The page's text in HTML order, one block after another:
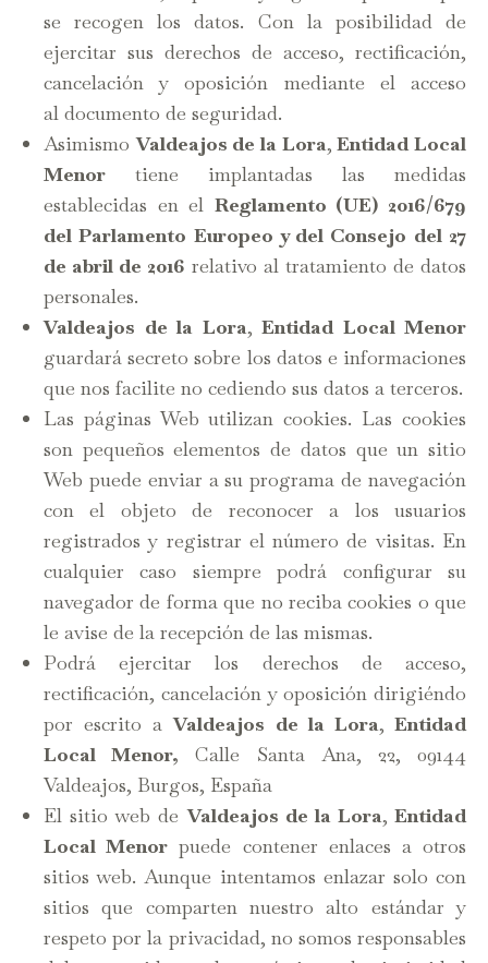
se recogen los datos. Con la posibilidad de
ejercitar sus derechos de acceso, rectificación,
cancelación y oposición mediante el acceso
al documento de seguridad.
AsimismoValdeajos de la Lora, Entidad Local
Menor tiene implantadas las medidas
establecidas en el Reglamento (UE) 2016/679
del Parlamento Europeo y del Consejo del 27
de abril de 2016 relativo al tratamiento de datos
personales.
Valdeajos de la Lora, Entidad Local Menor
guardará secreto sobre los datos e informaciones
que nos facilite no cediendo sus datos a terceros.
Las páginas Web utilizan cookies. Las cookies
son pequeños elementos de datos que un sitio
Web puede enviar a su programa de navegación
con el objeto de reconocer a los usuarios
registrados y registrar el número de visitas. En
cualquier caso siempre podrá configurar su
navegador de forma que no reciba cookies o que
le avise de la recepción de las mismas.
Podrá ejercitar los derechos de acceso,
rectificación, cancelación y oposición dirigiéndo
por escrito aValdeajos de la Lora, Entidad
Local Menor, Calle Santa Ana, 22, 09144
Valdeajos, Burgos, España
El sitio web deValdeajos de la Lora, Entidad
Local Menor puede contener enlaces a otros
sitios web. Aunque intentamos enlazar solo con
sitios que comparten nuestro alto estándar y
respeto por la privacidad, no somos responsables